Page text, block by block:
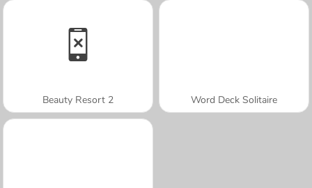
Beauty Resort 2 Word Deck Solitaire